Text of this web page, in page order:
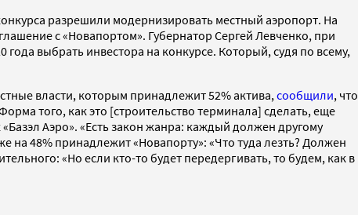
разрешили модернизировать местный аэропорт. На
с «Новапортом». Губернатор Сергей Левченко, при
года выбрать инвестора на конкурсе. Который, судя по всему,
власти, которым принадлежит 52% актива, сообщили, что
того, как это [строительство терминала] сделать, еще
Аэро». «Есть закон жанра: каждый должен другому
на 48% принадлежит «Новапорту»: «Что туда лезть? Должен
«Но если кто-то будет передергивать, то будем, как в